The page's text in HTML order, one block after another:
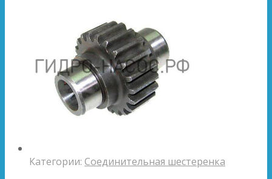
Категории: Соединительная шестеренка